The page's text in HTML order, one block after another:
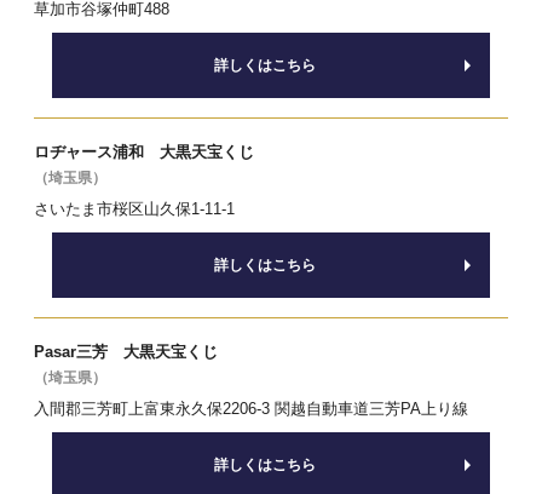
草加市谷塚仲町488
詳しくはこちら
ロヂャース浦和 大黒天宝くじ
（埼玉県）
さいたま市桜区山久保1-11-1
詳しくはこちら
Pasar三芳 大黒天宝くじ
（埼玉県）
入間郡三芳町上富東永久保2206-3 関越自動車道三芳PA上り線
詳しくはこちら